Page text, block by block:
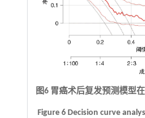
图6 胃癌术后复发预测模型
Figure 6 Decision curve